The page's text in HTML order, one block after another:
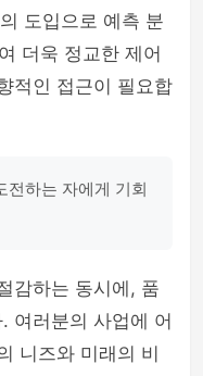
도입으로 예측 분
더욱 정교한 제어
적인 접근이 필요합
전하는 자에게 기회
감하는 동시에, 품
여러분의 사업에 어
니즈와 미래의 비